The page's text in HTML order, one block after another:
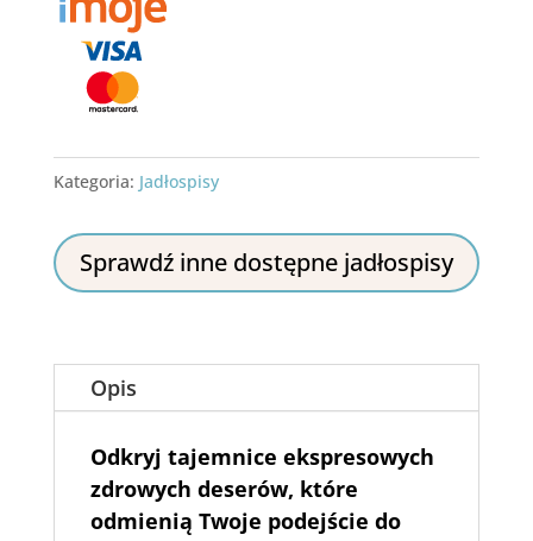
Kategoria: Jadłospisy
Sprawdź inne dostępne jadłospisy
Opis
Odkryj tajemnice ekspresowych
zdrowych deserów, które
odmienią Twoje podejście do